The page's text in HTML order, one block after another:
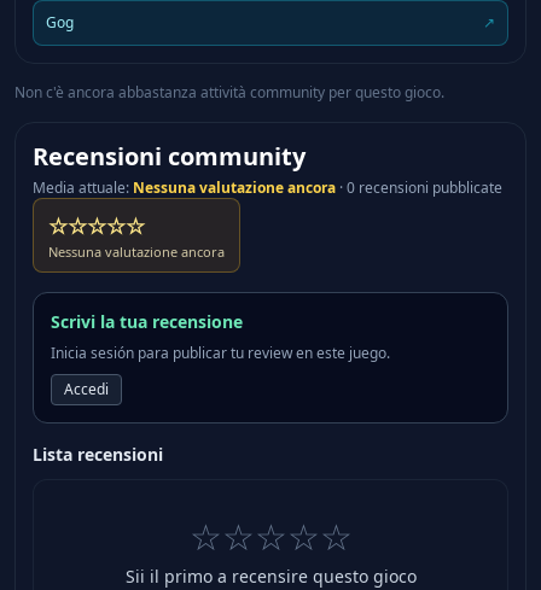
to get pawing! Experience an enchanting orchestral
score inspired by classic RPGs!
Gog ↗
Non c'è ancora abbastanza attività community per questo gioco.
Recensioni community
Media attuale: Nessuna valutazione ancora ·0 recensioni pubblicate
☆☆☆☆☆
Nessuna valutazione ancora
Scrivi la tua recensione
Inicia sesión para publicar tu review en este juego.
Accedi
Lista recensioni
☆☆☆☆☆
Sii il primo a recensire questo gioco